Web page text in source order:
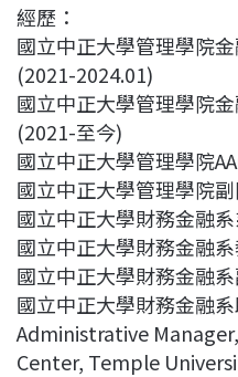
o
o
k
s
I
經歷：
國立中正大學管理學院
(2021-2024.01)
國立中正大學管理學院
(2021-至今)
國立中正大學管理學院
國立中正大學管理學院
國立中正大學財務金融
國立中正大學財務金融
國立中正大學財務金融
國立中正大學財務金融
Administrative
Center, Temple